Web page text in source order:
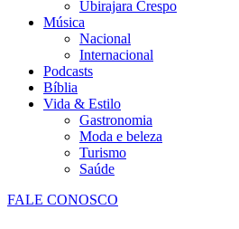
Ubirajara Crespo
Música
Nacional
Internacional
Podcasts
Bíblia
Vida & Estilo
Gastronomia
Moda e beleza
Turismo
Saúde
FALE CONOSCO